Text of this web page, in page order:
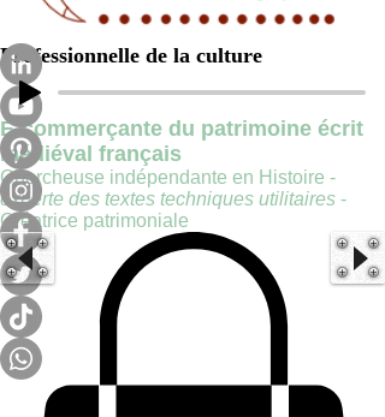
Professionnelle de la culture
E-commerçante du patrimoine écrit
médiéval français
Chercheuse indépendante en Histoire -
experte des textes techniques utilitaires -
Créatrice patrimoniale